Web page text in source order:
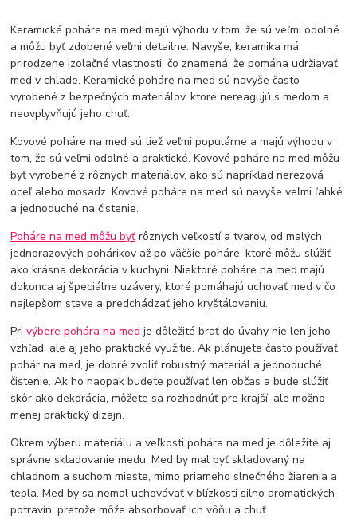
Keramické poháre na med majú výhodu v tom, že sú veľmi odolné
a môžu byť zdobené veľmi detailne. Navyše, keramika má
prirodzene izolačné vlastnosti, čo znamená, že pomáha udržiavať
med v chlade. Keramické poháre na med sú navyše často
vyrobené z bezpečných materiálov, ktoré nereagujú s medom a
neovplyvňujú jeho chuť.
Kovové poháre na med sú tiež veľmi populárne a majú výhodu v
tom, že sú veľmi odolné a praktické. Kovové poháre na med môžu
byť vyrobené z rôznych materiálov, ako sú napríklad nerezová
oceľ alebo mosadz. Kovové poháre na med sú navyše veľmi ľahké
a jednoduché na čistenie.
Poháre na med môžu byť rôznych veľkostí a tvarov, od malých
jednorazových pohárikov až po väčšie poháre, ktoré môžu slúžiť
ako krásna dekorácia v kuchyni. Niektoré poháre na med majú
dokonca aj špeciálne uzávery, ktoré pomáhajú uchovať med v čo
najlepšom stave a predchádzať jeho kryštálovaniu.
Pri výbere pohára na med je dôležité brať do úvahy nie len jeho
vzhľad, ale aj jeho praktické využitie. Ak plánujete často používať
pohár na med, je dobré zvoliť robustný materiál a jednoduché
čistenie. Ak ho naopak budete používať len občas a bude slúžiť
skôr ako dekorácia, môžete sa rozhodnúť pre krajší, ale možno
menej praktický dizajn.
Okrem výberu materiálu a veľkosti pohára na med je dôležité aj
správne skladovanie medu. Med by mal byť skladovaný na
chladnom a suchom mieste, mimo priameho slnečného žiarenia a
tepla. Med by sa nemal uchovávať v blízkosti silno aromatických
potravín, pretože môže absorbovať ich vôňu a chuť.